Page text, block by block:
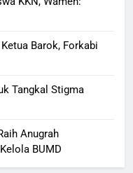
Barok, Forkabi
Tangkal Stigma
Anugrah
BUMD